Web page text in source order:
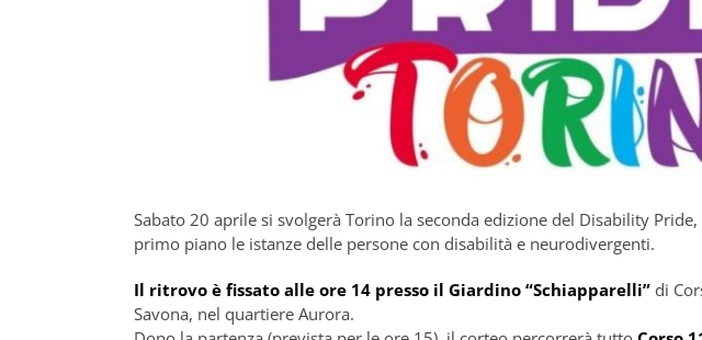
Sabato 20 aprile si svolgerà Torino la seconda edizione del Disability
primo piano le istanze delle persone con disabilità e neurodivergenti.
Il ritrovo è fissato alle ore 14 presso il Giardino “Schiapparelli” di
Savona, nel quartiere Aurora.